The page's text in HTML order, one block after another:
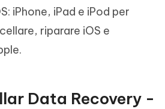
iPhone, iPad e iPod per
riparare iOS e
Data Recovery -